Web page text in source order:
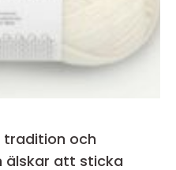
tradition och
älskar att sticka